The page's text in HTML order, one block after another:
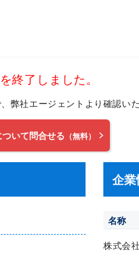
終了しました。
弊社エージェントより確認いた
いて問合せる （無料）
企
名称
株式会